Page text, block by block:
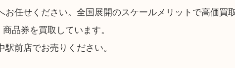
任せください。全国展開のスケールメリットで高価買
品券を買取しています。
前店でお売りください。